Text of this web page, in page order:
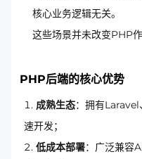
核心业务逻辑无关。
这些场景并未改变PHP
PHP后端的核心优势
成熟生态：拥有
速开发；
低成本部署：广泛兼容